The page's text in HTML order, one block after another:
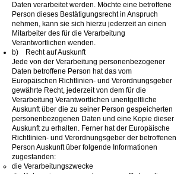
Daten verarbeitet werden. Möchte eine betroffene
Person dieses Bestätigungsrecht in Anspruch
nehmen, kann sie sich hierzu jederzeit an einen
Mitarbeiter des für die Verarbeitung
Verantwortlichen wenden.
b) Recht auf Auskunft
Jede von der Verarbeitung personenbezogener
Daten betroffene Person hat das vom
Europäischen Richtlinien- und Verordnungsgeber
gewährte Recht, jederzeit von dem für die
Verarbeitung Verantwortlichen unentgeltliche
Auskunft über die zu seiner Person gespeicherten
personenbezogenen Daten und eine Kopie dieser
Auskunft zu erhalten. Ferner hat der Europäische
Richtlinien- und Verordnungsgeber der betroffenen
Person Auskunft über folgende Informationen
zugestanden:
die Verarbeitungszwecke